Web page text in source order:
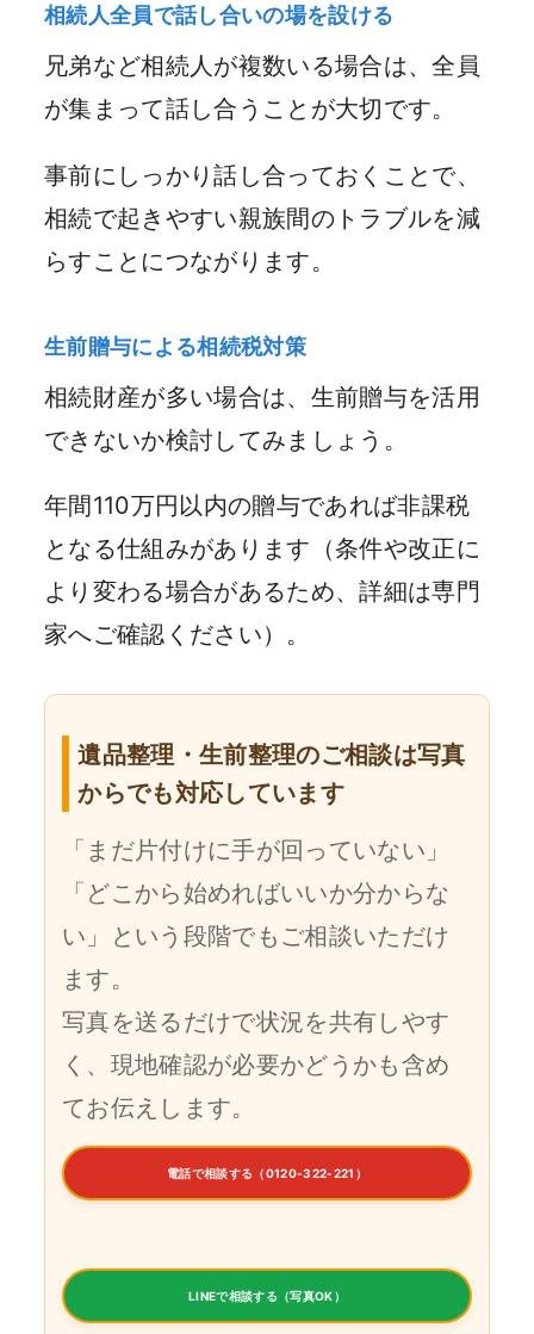
相続人全員で話し合いの場を設ける
兄弟など相続人が複数いる場合は、全員
が集まって話し合うことが大切です。
事前にしっかり話し合っておくことで、
相続で起きやすい親族間のトラブルを減
らすことにつながります。
生前贈与による相続税対策
相続財産が多い場合は、生前贈与を活用
できないか検討してみましょう。
年間110万円以内の贈与であれば非課税
となる仕組みがあります（条件や改正に
より変わる場合があるため、詳細は専門
家へご確認ください）。
遺品整理・生前整理のご相談は写真
からでも対応しています
「まだ片付けに手が回っていない」
「どこから始めればいいか分からな
い」という段階でもご相談いただけ
ます。
写真を送るだけで状況を共有しやす
く、現地確認が必要かどうかも含め
てお伝えします。
電話で相談する（0120-322-221）
LINEで相談する（写真OK）